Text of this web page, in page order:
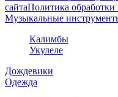
сайтаПолитика
Музыкальные
Калимбы
Укулеле
Дождевики
Одежда